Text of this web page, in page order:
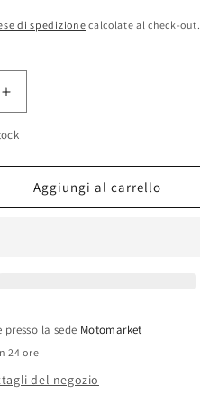
di spedizione calcolate al check-out.
Aumenta
quantità
per
Honda
CBR600F
Aggiungi al carrello
la sede Motomarket
24 ore
del negozio